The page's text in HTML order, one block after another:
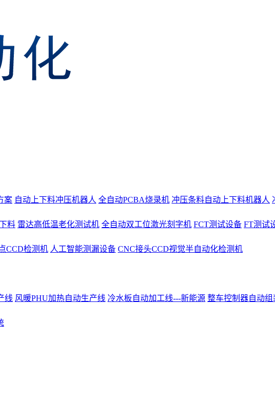
案 自动上下料冲压机器人 全自动PCBA烧录机 冲压条料自动上下料机器人
料 雷达高低温老化测试机 全自动双工位激光刻字机 FCT测试设备 FT测试
CCD检测机 人工智能测漏设备 CNC接头CCD视觉半自动化检测机
线 风暖PHU加热自动生产线 冷水板自动加工线---新能源 整车控制器自动组